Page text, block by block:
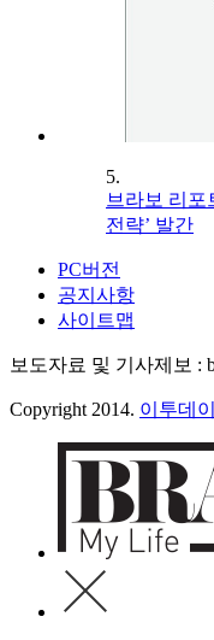
5.
브라보 리포
전략’ 발간
PC버전
공지사항
사이트맵
보도자료 및 기사제보 :
Copyright 2014. 이투데